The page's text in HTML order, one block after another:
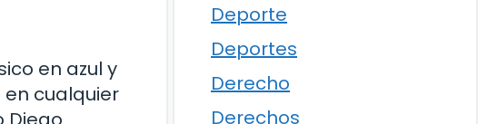
en azul y
cualquier
Deporte
Deportes
Derecho
Derechos